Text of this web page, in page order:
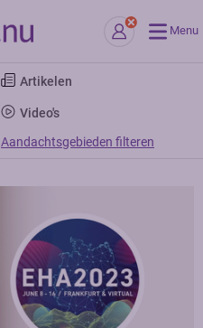
Menu
Artikelen
Video's
Aandachtsgebieden filteren